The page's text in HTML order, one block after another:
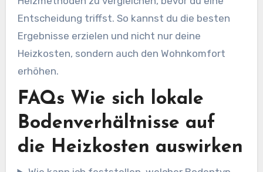
Entscheidung triffst. So kannst du die besten
Ergebnisse erzielen und nicht nur deine
Heizkosten, sondern auch den Wohnkomfort
erhöhen.
FAQs Wie sich lokale
Bodenverhältnisse auf
die Heizkosten auswirken